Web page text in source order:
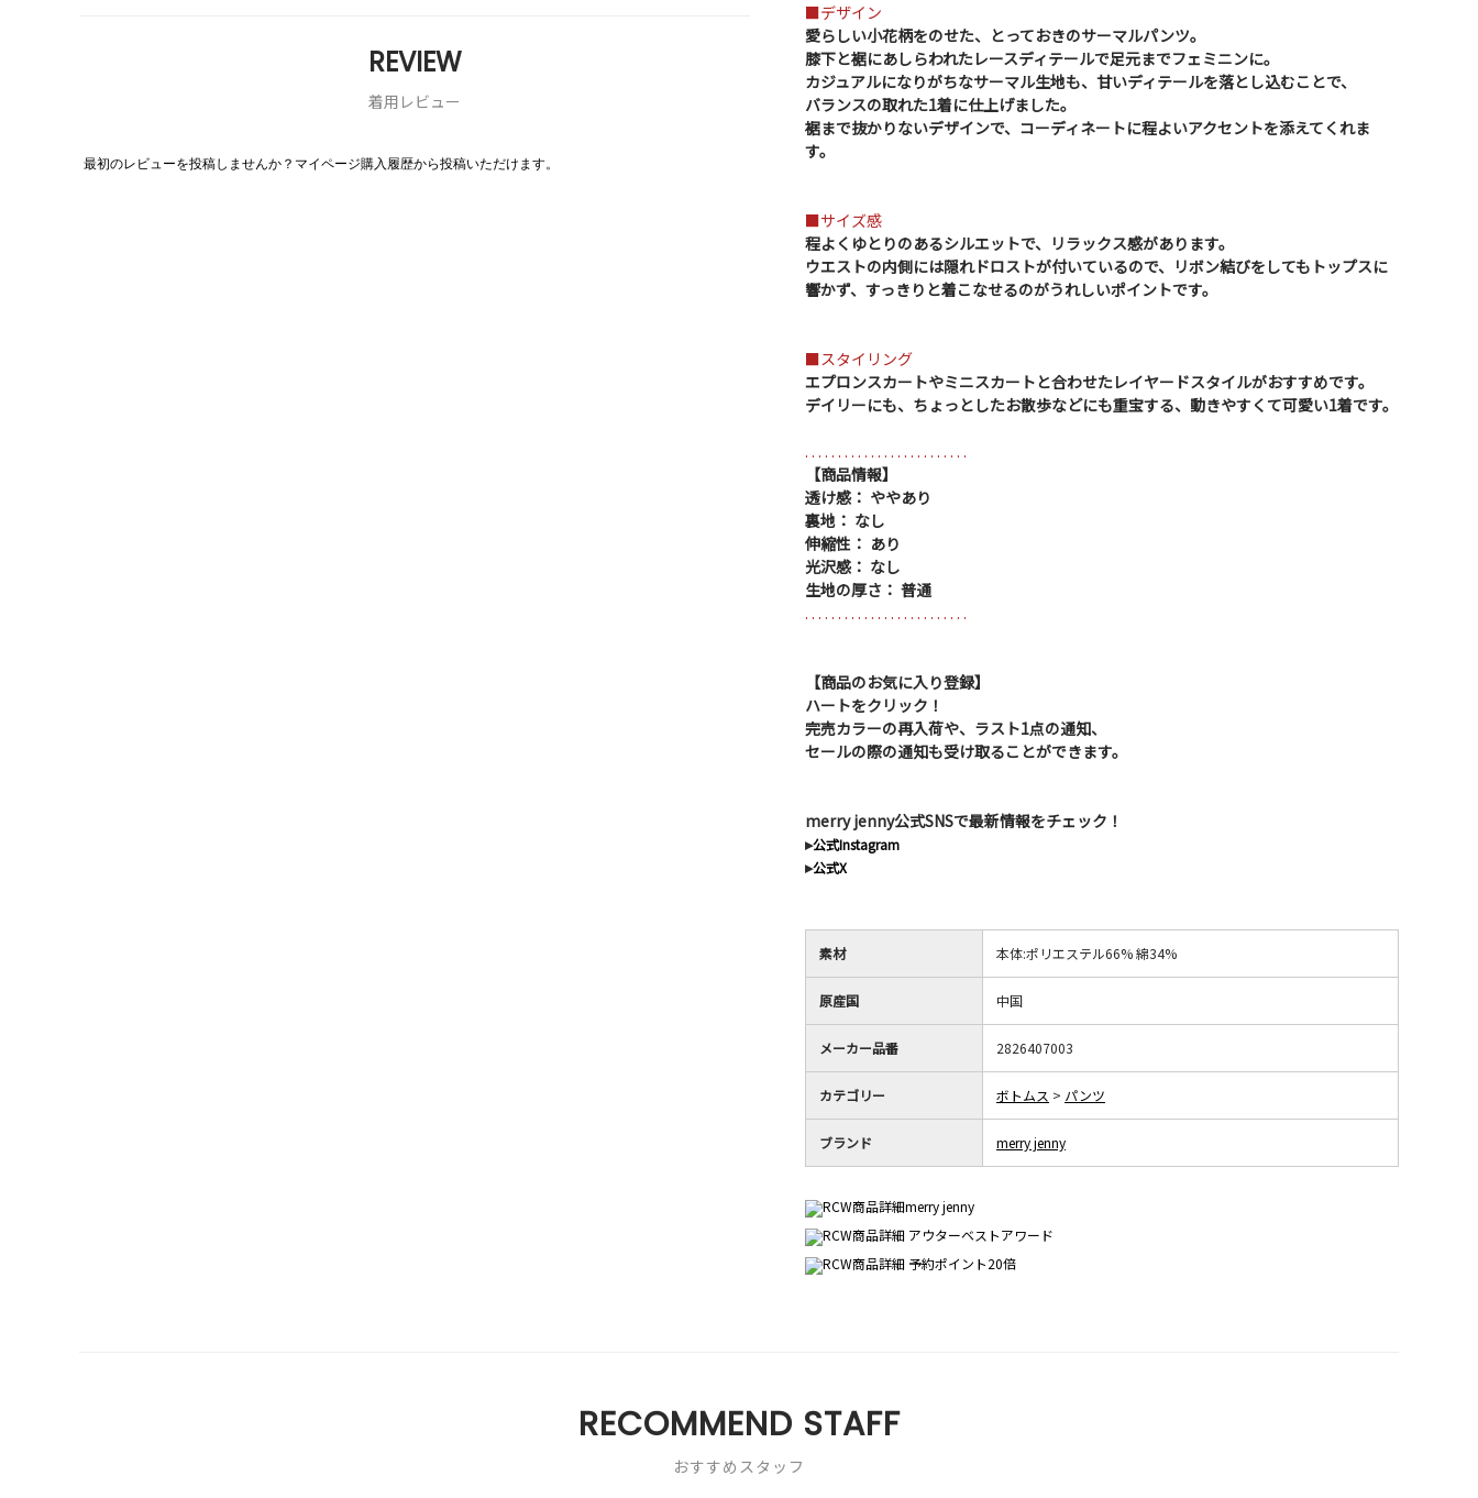
REVIEW
着用レビュー
最初のレビューを投稿しませんか？マイページ購入履歴から投稿いただけます。
■デザイン
愛らしい小花柄をのせた、とっておきのサーマルパンツ。
膝下と裾にあしらわれたレースディテールで足元までフェミニンに。
カジュアルになりがちなサーマル生地も、甘いディテールを落とし込むことで、
バランスの取れた1着に仕上げました。
裾まで抜かりないデザインで、コーディネートに程よいアクセントを添えてくれま
す。
■サイズ感
程よくゆとりのあるシルエットで、リラックス感があります。
ウエストの内側には隠れドロストが付いているので、リボン結びをしてもトップスに
響かず、すっきりと着こなせるのがうれしいポイントです。
■スタイリング
エプロンスカートやミニスカートと合わせたレイヤードスタイルがおすすめです。
デイリーにも、ちょっとしたお散歩などにも重宝する、動きやすくて可愛い1着です。
. . . . . . . . . . . . . . . . . . . . . . . . .
【商品情報】
透け感： ややあり
裏地： なし
伸縮性： あり
光沢感： なし
生地の厚さ： 普通
. . . . . . . . . . . . . . . . . . . . . . . . .
【商品のお気に入り登録】
ハートをクリック！
完売カラーの再入荷や、ラスト1点の通知、
セールの際の通知も受け取ることができます。
merry jenny公式SNSで最新情報をチェック！
▸公式Instagram
▸公式X
素材 本体:ポリエステル66% 綿34%
原産国 中国
メーカー品番 2826407003
カテゴリー ボトムス > パンツ
ブランド merry jenny
RECOMMEND STAFF
おすすめスタッフ